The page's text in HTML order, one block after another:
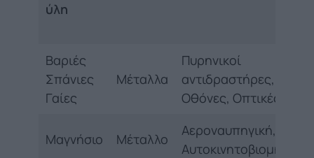
ύλη
Βαριές
Σπάνιες
Γαίες
Μέταλλα
Πυρηνικοί
αντιδραστήρες,
Οθόνες, Οπτικές Ίνες
Μαγνήσιο Μέταλλο
Αεροναυπηγική,
Αυτοκινητοβιομηχανία